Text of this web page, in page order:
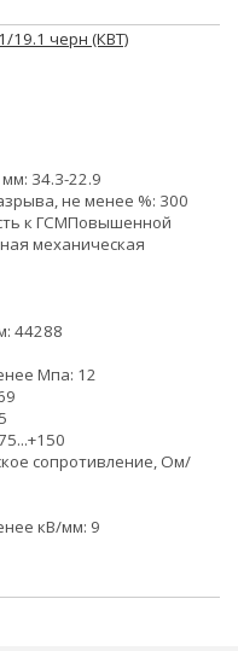
19.1 черн (КВТ)
34.3-22.9
не менее %: 300
к ГСМПовышенной
механическая
44288
Мпа: 12
сопротивление, Ом/
кВ/мм: 9